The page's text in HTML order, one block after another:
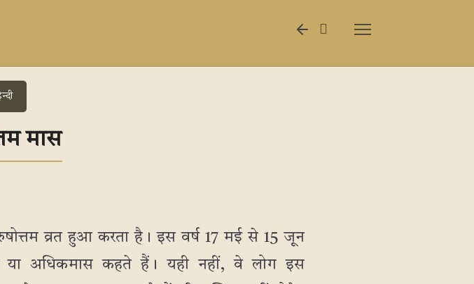
मास
व्रत हुआ करता है। इस वर्ष 17 मई से 15 जून
या अधिकमास कहते हैं। यही नहीं, वे लोग इस